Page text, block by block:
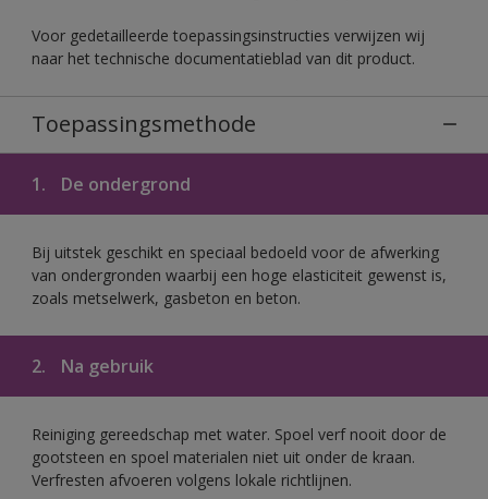
Voor gedetailleerde toepassingsinstructies verwijzen wij
naar het technische documentatieblad van dit product.
Toepassingsmethode
1. De ondergrond
Bij uitstek geschikt en speciaal bedoeld voor de afwerking
van ondergronden waarbij een hoge elasticiteit gewenst is,
zoals metselwerk, gasbeton en beton.
2. Na gebruik
Reiniging gereedschap met water. Spoel verf nooit door de
gootsteen en spoel materialen niet uit onder de kraan.
Verfresten afvoeren volgens lokale richtlijnen.